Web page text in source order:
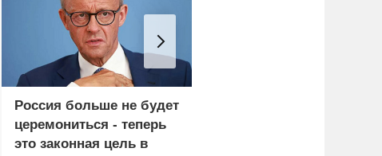
Россия больше не будет
церемониться - теперь
это законная цель в